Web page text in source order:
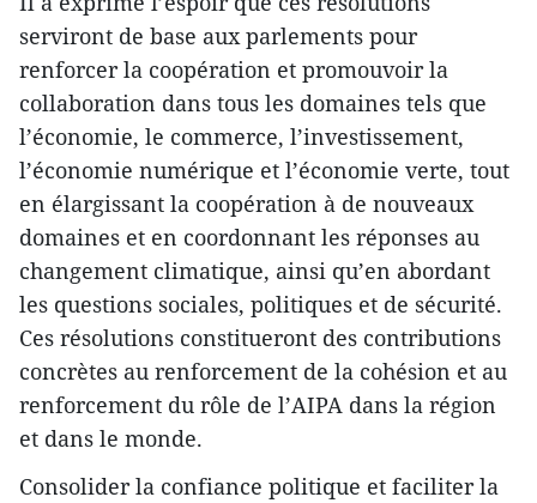
serviront de base aux parlements pour
renforcer la coopération et promouvoir la
collaboration dans tous les domaines tels que
l’économie, le commerce, l’investissement,
l’économie numérique et l’économie verte, tout
en élargissant la coopération à de nouveaux
domaines et en coordonnant les réponses au
changement climatique, ainsi qu’en abordant
les questions sociales, politiques et de sécurité.
Ces résolutions constitueront des contributions
concrètes au renforcement de la cohésion et au
renforcement du rôle de l’AIPA dans la région
et dans le monde.
Consolider la confiance politique et faciliter la